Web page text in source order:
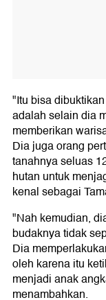
"Itu bisa
adalah selain dia
memberikan
Dia juga orang
tanahnya seluas
hutan untuk
kenal sebagai
"Nah kemudian,
budaknya tidak
Dia
oleh karena itu
menjadi anak
menambahkan.